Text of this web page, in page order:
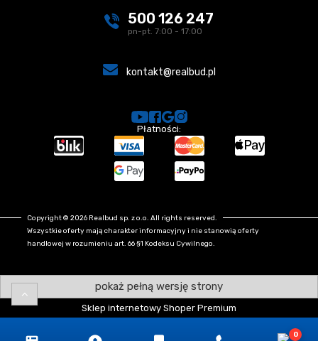
500 126 247
pn-pt. 7:00 - 17:00
kontakt@realbud.pl
Płatności:
Copyright © 2026 Realbud sp. z o.o. All rights reserved.
Wszystkie oferty mają charakter informacyjny i nie stanowią oferty
handlowej w rozumieniu art. 66 §1 Kodeksu Cywilnego.
0
pokaż pełną wersję strony
Sklep internetowy Shoper Premium